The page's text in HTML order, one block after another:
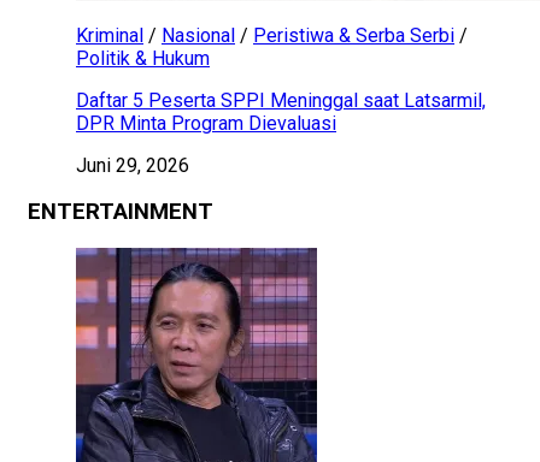
Kriminal / Nasional / Peristiwa & Serba Serbi /
Politik & Hukum
Daftar 5 Peserta SPPI Meninggal saat Latsarmil,
DPR Minta Program Dievaluasi
Juni 29, 2026
ENTERTAINMENT